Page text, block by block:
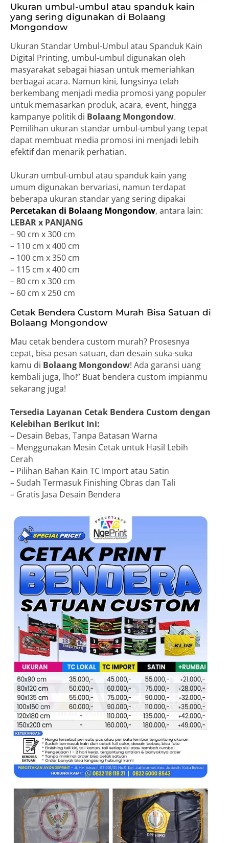
Ukuran umbul-umbul atau spanduk kain
yang sering digunakan di Bolaang
Mongondow
Ukuran Standar Umbul-Umbul atau Spanduk Kain
Digital Printing, umbul-umbul digunakan oleh
masyarakat sebagai hiasan untuk memeriahkan
berbagai acara. Namun kini, fungsinya telah
berkembang menjadi media promosi yang populer
untuk memasarkan produk, acara, event, hingga
kampanye politik di Bolaang Mongondow.
Pemilihan ukuran standar umbul-umbul yang tepat
dapat membuat media promosi ini menjadi lebih
efektif dan menarik perhatian.
Ukuran umbul-umbul atau spanduk kain yang
umum digunakan bervariasi, namun terdapat
beberapa ukuran standar yang sering dipakai
Percetakan di Bolaang Mongondow, antara lain:
LEBAR x PANJANG
– 90 cm x 300 cm
– 110 cm x 400 cm
– 100 cm x 350 cm
– 115 cm x 400 cm
– 80 cm x 300 cm
– 60 cm x 250 cm
Cetak Bendera Custom Murah Bisa Satuan di
Bolaang Mongondow
Mau cetak bendera custom murah? Prosesnya
cepat, bisa pesan satuan, dan desain suka-suka
kamu di Bolaang Mongondow! Ada garansi uang
kembali juga, lho!” Buat bendera custom impianmu
sekarang juga!
Tersedia Layanan Cetak Bendera Custom dengan
Kelebihan Berikut Ini:
– Desain Bebas, Tanpa Batasan Warna
– Menggunakan Mesin Cetak untuk Hasil Lebih
Cerah
– Pilihan Bahan Kain TC Import atau Satin
– Sudah Termasuk Finishing Obras dan Tali
– Gratis Jasa Desain Bendera